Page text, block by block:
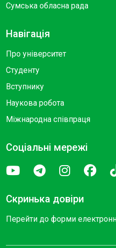
Сумська обласна рада
Навігація
Про університет
Студенту
Вступнику
Наукова робота
Міжнародна співпраця
Соціальні мережі
Скринька довіри
Перейти до форми